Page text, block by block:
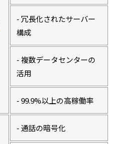
- 冗長化されたサーバー
構成
- 複数データセンターの
活用
- 99.9%以上の高稼働率
- 通話の暗号化